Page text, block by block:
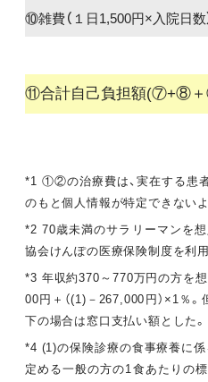
⑩雑費（１日1,500円×入院日数
⑪合計自己負担額(⑦+⑧
*1 ①②の治療費は、実在する患
のもと個人情報が特定できない
*2 70歳未満のサラリーマンを想
協会けんぽの医療保険制度を利用
*3 年収約370～770万円の方を想
00円＋（(1)－267,000円）×1％
下の場合は窓口支払い額とした。
*4 (1)の保険診療の食事療養に
定める一般の方の1食あたりの